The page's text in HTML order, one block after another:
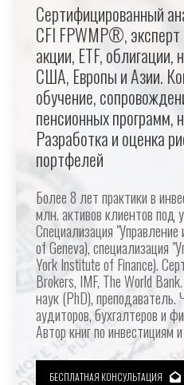
Сертифицированный
CFI FPWMP®,
акции, ETF,
США, Европы и Азии.
обучение,
пенсионных программ,
Разработка и оценка
портфелей
Более 8 лет практики в
млн. активов клиентов под
Специализация
of Geneva), специализация
York Institute of Finance).
Brokers, IMF, The World
наук (PhD),
аудиторов, бухгалтеров и
Автор книг по инвестициям
БЕСПЛАТНАЯ КОНСУЛЬТАЦИЯ